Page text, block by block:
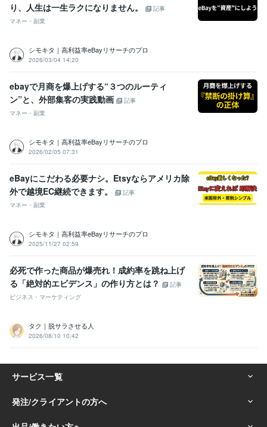
り、人生は一生ラクになりません。
記事
マネー・副業
シモキタ｜高利益率eBayリサーチのプロ
2026/03/04 14:20
ebayで月商を爆上げする“３つのルーティ
ン”と、外部集客の実践動画
記事
マネー・副業
シモキタ｜高利益率eBayリサーチのプロ
2026/02/05 07:31
eBayにこだわる必要ナシ。Etsyならアメリカ除
外で越境EC継続できます。
記事
マネー・副業
シモキタ｜高利益率eBayリサーチのプロ
2025/11/27 02:59
必死で作った商品が爆売れ！成約率を跳ね上げ
る「絶対的エビデンス」の作り方とは？
記事
ビジネス・マーケティング
タク｜脱サラさせる人
2026/08/10 10:42